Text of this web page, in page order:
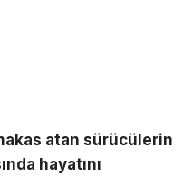
atan sürücülerin
hayatını